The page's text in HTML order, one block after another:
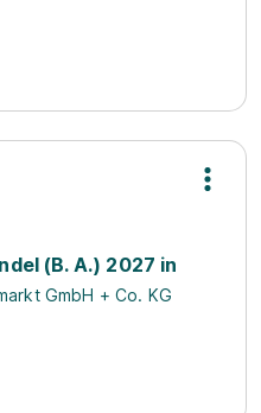
(B. A.) 2027 in
GmbH + Co. KG